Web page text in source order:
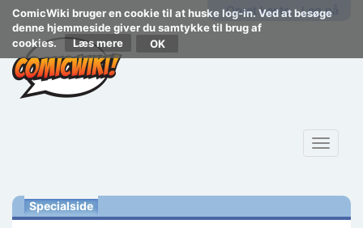
ComicWiki bruger en cookie til at huske log-in. Ved at besøge
denne hjemmeside giver du samtykke til brug af
cookies.
Læs mere
Opret konto Log på
Toggle
Specialside